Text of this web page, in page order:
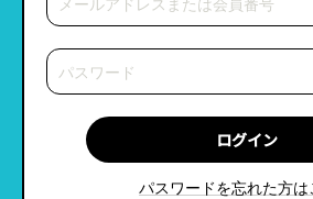
パスワードを忘れた方は